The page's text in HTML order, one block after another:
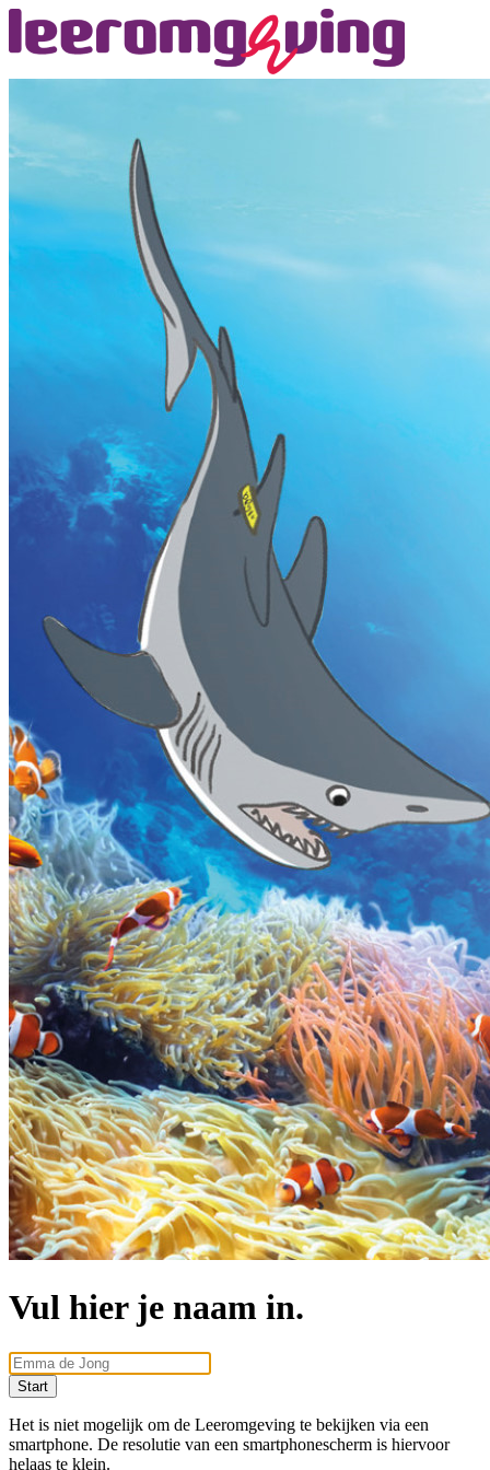
Vul hier je naam in.
Start
Het is niet mogelijk om de Leeromgeving te bekijken via een
smartphone. De resolutie van een smartphonescherm is hiervoor
helaas te klein.